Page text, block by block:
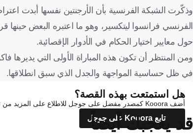
الفرنسي فرانسوا ليتكسير، وهو ما اعتبره البعض حينها
حول معايير اختيار الحكام في الأدوار الإقصائية.
ومن المنتظر أن تكون هذه المباراة الأولى التي يديرها
في ظل حساسية المواجهة والجدل الذي سبق انطلاقها.
هل استمتعت بهذه القصة؟
أضف Kooora كمصدر مفضل على جوجل للاطلاع على المزيد من تقاريرنا
تابع Kooora على جوجل
قد يعجبك أيضاً